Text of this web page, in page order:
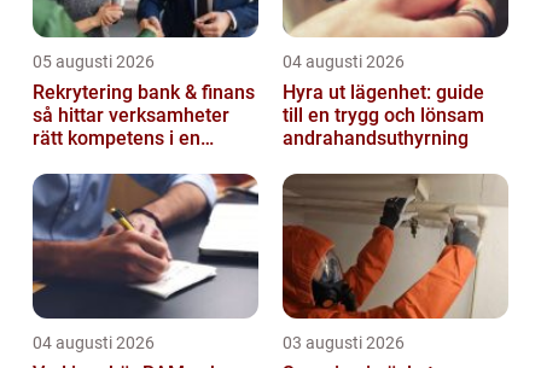
05 augusti 2026
Rekrytering bank & finans
så hittar verksamheter
rätt kompetens i en
04 augusti 2026
Hyra ut lägenhet: guide
till en trygg och lönsam
andrahandsuthyrning
04 augusti 2026 03 augusti 2026